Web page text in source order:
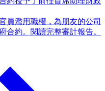
員濫用職權，為朋友的公司
合約。閱讀完整審計報告。